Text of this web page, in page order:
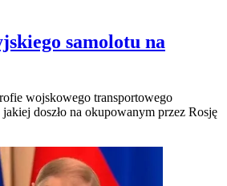
samolotu na
wojskowego transportowego
doszło na okupowanym przez Rosję